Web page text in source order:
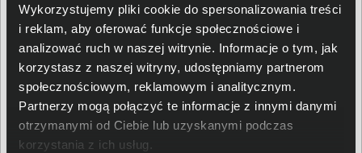
Wykorzystujemy pliki cookie do spersonalizowania treści
i reklam, aby oferować funkcje społecznościowe i
analizować ruch w naszej witrynie. Informacje o tym, jak
korzystasz z naszej witryny, udostępniamy partnerom
społecznościowym, reklamowym i analitycznym.
Partnerzy mogą połączyć te informacje z innymi danymi
otrzymanymi od Ciebie lub uzyskanymi podczas
korzystania z ich usług.
neuronowego, który wykorzystuje AI do zwiększenia
wydajności i jakości obrazu. To istotne głównie wtedy,
gdy komputer ma służyć też do grafiki czasu
rzeczywistego i gier (np. stanowisko „creator +
gaming”), bo DLSS potrafi dać zauważalnie lepszą
płynność bez proporcjonalnego wzrostu obciążenia.
Pamięć RAM i komfort pracy na danych